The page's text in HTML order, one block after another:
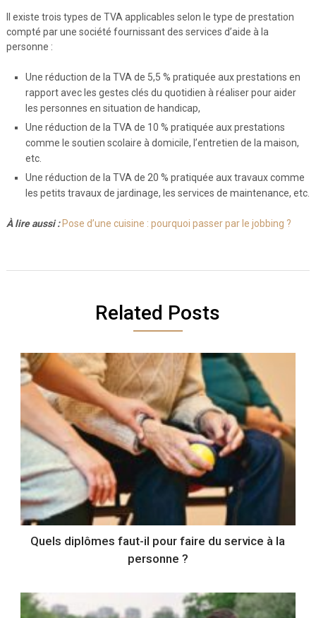
Il existe trois types de TVA applicables selon le type de prestation
compté par une société fournissant des services d’aide à la
personne :
Une réduction de la TVA de 5,5 % pratiquée aux prestations en
rapport avec les gestes clés du quotidien à réaliser pour aider
les personnes en situation de handicap,
Une réduction de la TVA de 10 % pratiquée aux prestations
comme le soutien scolaire à domicile, l’entretien de la maison,
etc.
Une réduction de la TVA de 20 % pratiquée aux travaux comme
les petits travaux de jardinage, les services de maintenance, etc.
À lire aussi : Pose d’une cuisine : pourquoi passer par le jobbing ?
Related Posts
Quels diplômes faut-il pour faire du service à la
personne ?